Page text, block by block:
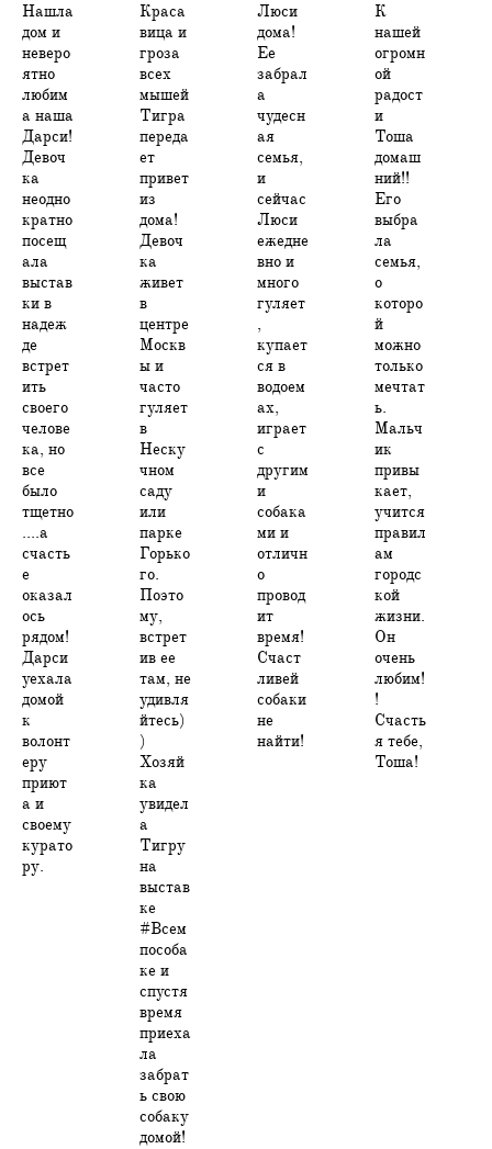
Нашла
дом и
неверо
ятно
любим
а наша
Дарси!
Девоч
ка
неодно
кратно
посещ
ала
выстав
ки в
надеж
де
встрет
ить
своего
челове
ка, но
все
было
тщетно
....а
счасть
е
оказал
ось
рядом!
Дарси
уехала
домой
к
волонт
еру
приют
а и
своему
курато
ру.
Краса
вица и
гроза
всех
мышей
Тигра
переда
ет
привет
из
дома!
Девоч
ка
живет
в
центре
Москв
ы и
часто
гуляет
в
Неску
чном
саду
или
парке
Горько
го.
Поэто
му,
встрет
ив ее
там, не
удивля
йтесь)
)
Хозяй
ка
увидел
а
Тигру
на
выстав
ке
#Всем
пособа
ке и
спустя
время
приеха
ла
забрат
ь свою
собаку
домой!
Люси
дома!
Ее
забрал
а
чудесн
ая
семья,
и
сейчас
Люси
ежедне
вно и
много
гуляет
,
купает
ся в
водоем
ах,
играет
с
другим
и
собака
ми и
отличн
о
провод
ит
время!
Счаст
ливей
собаки
не
найти!
К
нашей
огромн
ой
радост
и
Тоша
домаш
ний!!
Его
выбра
ла
семья,
о
которо
й
можно
только
мечтат
ь.
Мальч
ик
привы
кает,
учится
правил
ам
городс
кой
жизни.
Он
очень
любим!
!
Счасть
я тебе,
Тоша!